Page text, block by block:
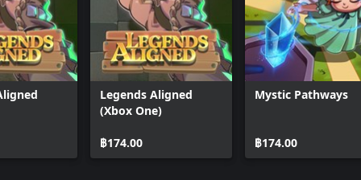
Legends Aligned
(Xbox One)
฿174.00
Mystic Pathways
฿174.00